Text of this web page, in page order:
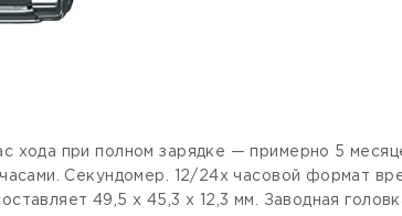
при полном зарядке — примерно 5
Секундомер. 12/24х часовой формат
49,5 x 45,3 x 12,3 мм. Заводная